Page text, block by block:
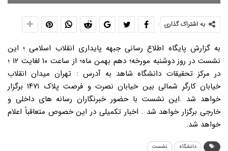
به اشتراک گذاری
به گزارش پایگاه اطلاع رسانی جبهه پایداری انقلاب اسلامی ؛ این
نشست در روز دوشنبه مورخه؛ دهم بهمن ماه؛ از ساعت ۱۰ لغایت ۱۲ ؛
در مرکز تحقیقات دانشگاه شاهد به آدرس : تهران میدان انقلاب
خیابان کارگر شمالی بین خیابان نصرت و فرصت پلاک ۱۴۷۱ برگزار
خواهد شد .این نشست با حضور خبرنگاران رسانه های داخلی و
خارجی برگزار خواهد شد . اخبار تکمیلی در این خصوص متعاقباً اعلام
خواهد شد.
دانشگاه نشست